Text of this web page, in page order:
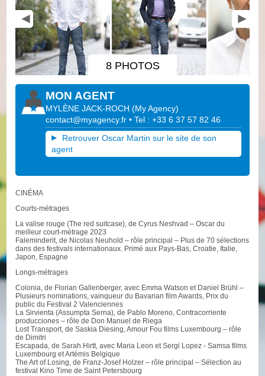
8 PHOTOS
MON AGENT
MYLÈNE JACK-ROCH (My Agency)
contact@myagency.fr • Tel : +33 6 37 57 82 46
Retrouver Oscar Martin sur le site de son
agent
CINÉMA
Courts-métrages
La valise rouge (The red suitcase), de Cyrus Neshvad – Oscar du
meilleur court-métrage 2023
Faleminderit, de Nicolas Neuhold – rôle principal – Plus de 70 sélections
dans des festivals internationaux. Primé aux Pays-Bas, Croatie, Italie,
Japon, Espagne
Longs-métrages
Colonia, de Florian Gallenberger, avec Emma Watson et Daniel Brühl –
Plusieurs nominations, vainqueur du Bavarian film Awards, Prix du
public du Festival 2 Valenciennes
La Sirvienta (Assumpta Serna), de Pablo Moreno, Contracorriente
producciones – rôle de Don Manuel de Riega
Lost Transport, de Saskia Diesing, Amour Fou films Luxembourg – rôle
de Dimitri
Escapada, de Sarah Hirtt, avec Maria Leon et Sergi Lopez - Samsa films
Luxembourg et Artémis Belgique
The Art of Losing, de Franz-Josef Holzer – rôle principal – Sélection au
festival Kino Time de Saint Petersbourg